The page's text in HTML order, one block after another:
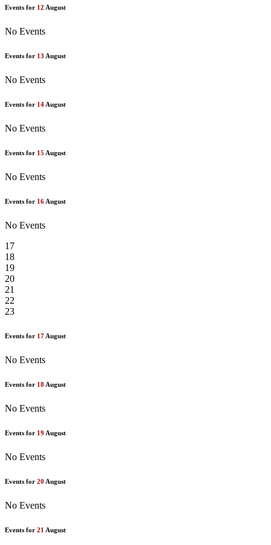
Events for 12 August
No Events
Events for 13 August
No Events
Events for 14 August
No Events
Events for 15 August
No Events
Events for 16 August
No Events
17
18
19
20
21
22
23
Events for 17 August
No Events
Events for 18 August
No Events
Events for 19 August
No Events
Events for 20 August
No Events
Events for 21 August